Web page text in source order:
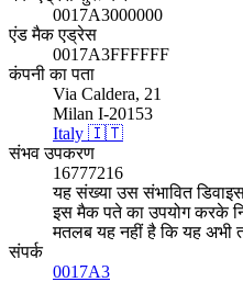
0017A3000000
एंड मैक एड्रेस
0017A3FFFFFF
कंपनी का पता
Via Caldera, 21
Milan I-20153
Italy 🇮🇹
संभव उपकरण
16777216
यह संख्या उस संभावित
इस मैक पते का उपयोग करके
मतलब यह नहीं है कि यह अभी
संपर्क
0017A3